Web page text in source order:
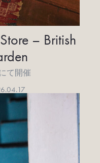
– British
て開催